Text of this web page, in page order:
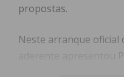
propostas.
Neste arranque
aderente apresentou